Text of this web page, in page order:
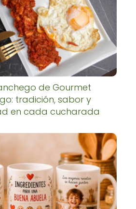
de Gourmet
tradición, sabor y
en cada cucharada